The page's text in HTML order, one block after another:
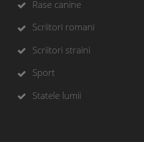
Rase canine
Scriitori romani
Scriitori straini
Sport
Statele lumii